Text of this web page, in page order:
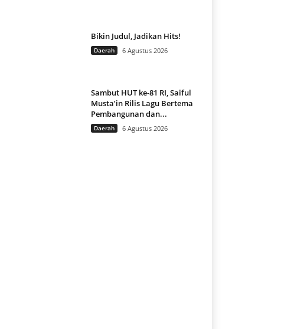
Bikin Judul, Jadikan Hits!
Daerah 6 Agustus 2026
Sambut HUT ke-81 RI, Saiful
Musta’in Rilis Lagu Bertema
Pembangunan dan...
Daerah 6 Agustus 2026